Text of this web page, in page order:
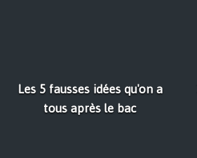
Les 5 fausses idées qu'on a
tous après le bac